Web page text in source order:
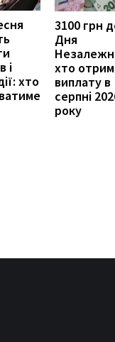
і
хто
3100 грн
Дня
хто
виплату в
серпні
року